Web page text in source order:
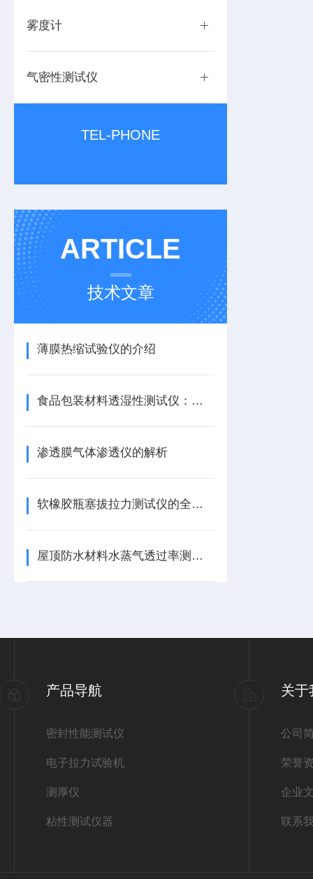
雾度计
气密性测试仪
TEL-PHONE
ARTICLE
技术文章
薄膜热缩试验仪的介绍
食品包装材料透湿性测试仪：解析
渗透膜气体渗透仪的解析
软橡胶瓶塞拔拉力测试仪的全面解析
屋顶防水材料水蒸气透过率测试仪的应用
产品导航
密封性能测试仪
电子拉力试验机
测厚仪
粘性测试仪器
关于
公司
荣誉
企业
联系